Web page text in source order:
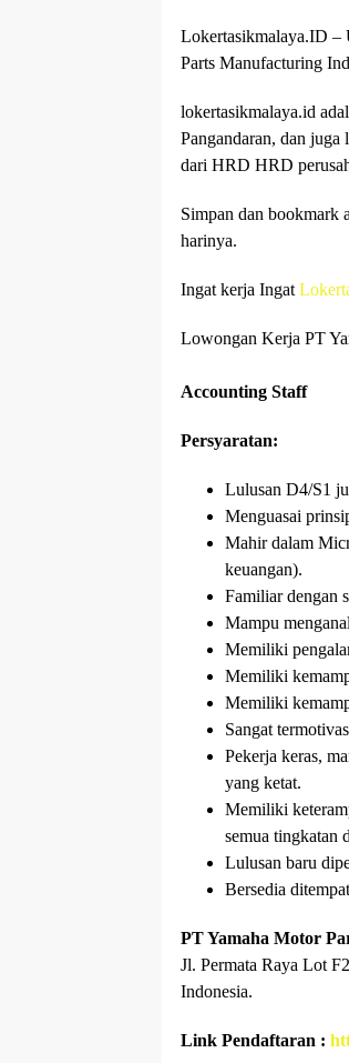
Lokertasikmalaya.ID –
Parts Manufacturing
lokertasikmalaya.id
Pangandaran, dan
dari HRD HRD
Simpan dan bookmark
harinya.
Ingat kerja Ingat
Lowongan Kerja PT
Accounting Staff
Persyaratan:
Lulusan D4/S1
Menguasai
Mahir dalam
keuangan).
Familiar dengan
Mampu
Memiliki
Memiliki
Memiliki
Sangat
Pekerja keras,
yang ketat.
Memiliki
semua tingkatan
Lulusan baru
Bersedia
PT Yamaha Motor
Jl. Permata Raya Lot
Indonesia.
Link Pendaftaran :